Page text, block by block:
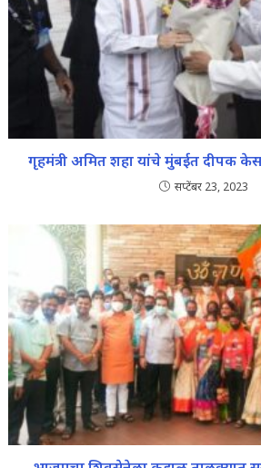
गृहमंत्री अमित शहा यांचे मुंबईत दीपक
सप्टेंबर 23, 2023